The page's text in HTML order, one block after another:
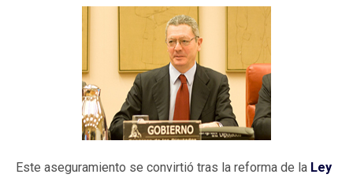
Este aseguramiento se convirtió tras la reforma de la Ley